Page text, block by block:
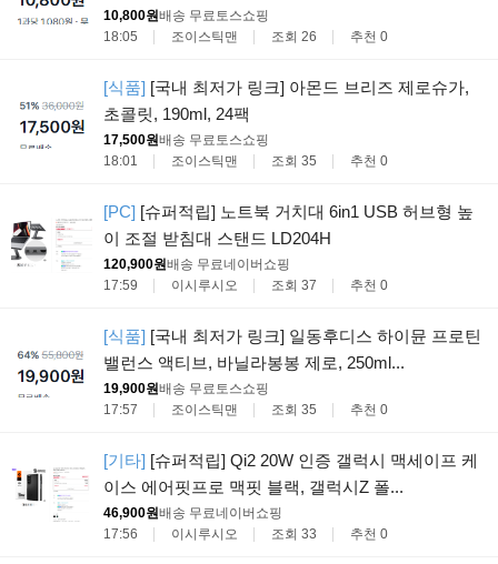
10,800원배송 무료 토스쇼핑
18:05
조이스틱맨 조회 26 추천 0
[식품] [국내 최저가 링크] 아몬드 브리즈 제로슈가,
초콜릿, 190ml, 24팩
17,500원배송 무료 토스쇼핑
18:01
조이스틱맨 조회 35 추천 0
[PC] [슈퍼적립] 노트북 거치대 6in1 USB 허브형 높
이 조절 받침대 스탠드 LD204H
120,900원배송 무료네이버쇼핑
17:59
이시루시오 조회 37 추천 0
[식품] [국내 최저가 링크] 일동후디스 하이뮨 프로틴
밸런스 액티브, 바닐라봉봉 제로, 250ml...
19,900원배송 무료 토스쇼핑
17:57
조이스틱맨 조회 35 추천 0
[기타] [슈퍼적립] Qi2 20W 인증 갤럭시 맥세이프 케
이스 에어핏프로 맥핏 블랙, 갤럭시Z 폴...
46,900원배송 무료네이버쇼핑
17:56
이시루시오 조회 33 추천 0